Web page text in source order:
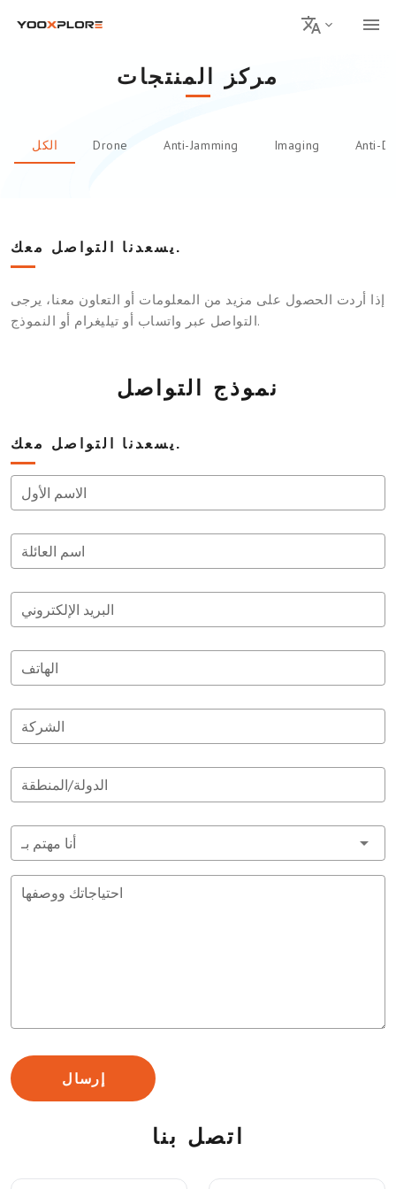
مركز المنتجات
الكل Drone Anti-Jamming Imaging Anti-
يسعدنا التواصل معك.
إذا أردت الحصول على مزيد من المعلومات أو التعاون معنا، يرجى
التواصل عبر واتساب أو تيليغرام أو النموذج.
نموذج التواصل
يسعدنا التواصل معك.
الاسم الأول
اسم العائلة
البريد الإلكتروني
الهاتف
الشركة
الدولة/المنطقة
أنا مهتم بـ
احتياجاتك ووصفها
إرسال
اتصل بنا